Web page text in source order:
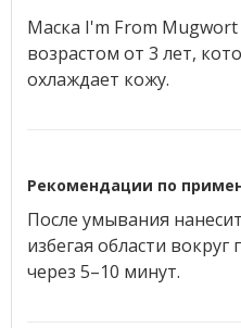
Маска I'm From
возрастом от 3 лет,
охлаждает кожу.
Рекомендации по
После умывания
избегая области
через 5–10 минут.